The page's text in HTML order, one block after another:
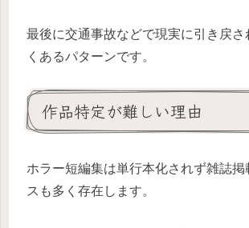
最後に交通事故などで現実に引き戻さ
くあるパターンです。
作品特定が難しい理由
ホラー短編集は単行本化されず雑誌掲
スも多く存在します。